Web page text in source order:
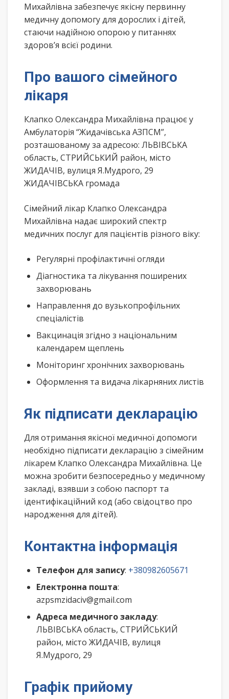
Михайлівна забезпечує якісну первинну
медичну допомогу для дорослих і дітей,
стаючи надійною опорою у питаннях
здоров’я всієї родини.
Про вашого сімейного
лікаря
Клапко Олександра Михайлівна працює у
Амбулаторія “Жидачівська АЗПСМ”,
розташованому за адресою: ЛЬВІВСЬКА
область, СТРИЙСЬКИЙ район, місто
ЖИДАЧІВ, вулиця Я.Мудрого, 29
ЖИДАЧІВСЬКА громада
Сімейний лікар Клапко Олександра
Михайлівна надає широкий спектр
медичних послуг для пацієнтів різного віку:
Регулярні профілактичні огляди
Діагностика та лікування поширених
захворювань
Направлення до вузькопрофільних
спеціалістів
Вакцинація згідно з національним
календарем щеплень
Моніторинг хронічних захворювань
Оформлення та видача лікарняних листів
Як підписати декларацію
Для отримання якісної медичної допомоги
необхідно підписати декларацію з сімейним
лікарем Клапко Олександра Михайлівна. Це
можна зробити безпосередньо у медичному
закладі, взявши з собою паспорт та
ідентифікаційний код (або свідоцтво про
народження для дітей).
Контактна інформація
Телефон для запису: +380982605671
Електронна пошта:
azpsmzidaciv@gmail.com
Адреса медичного закладу:
ЛЬВІВСЬКА область, СТРИЙСЬКИЙ
район, місто ЖИДАЧІВ, вулиця
Я.Мудрого, 29
Графік прийому